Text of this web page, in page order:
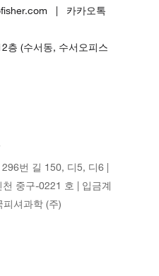
| 카카오톡
층 (수서동, 수서오피스
번 길 150, 디5, 디6 |
중구-0221 호 | 입금계
셔과학 (주)